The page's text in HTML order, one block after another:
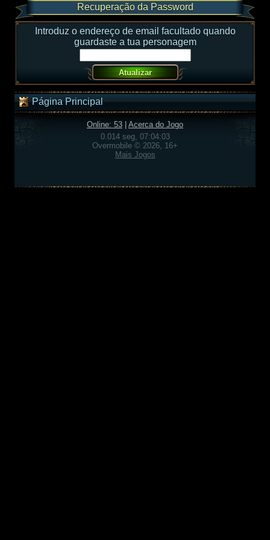
Recuperação da Password
Introduz o endereço de email facultado quando
guardaste a tua personagem
Página Principal
Online: 53
Acerca do Jogo
0.014 seg, 07:04:03
Overmobile © 2026, 16+
Mais Jogos